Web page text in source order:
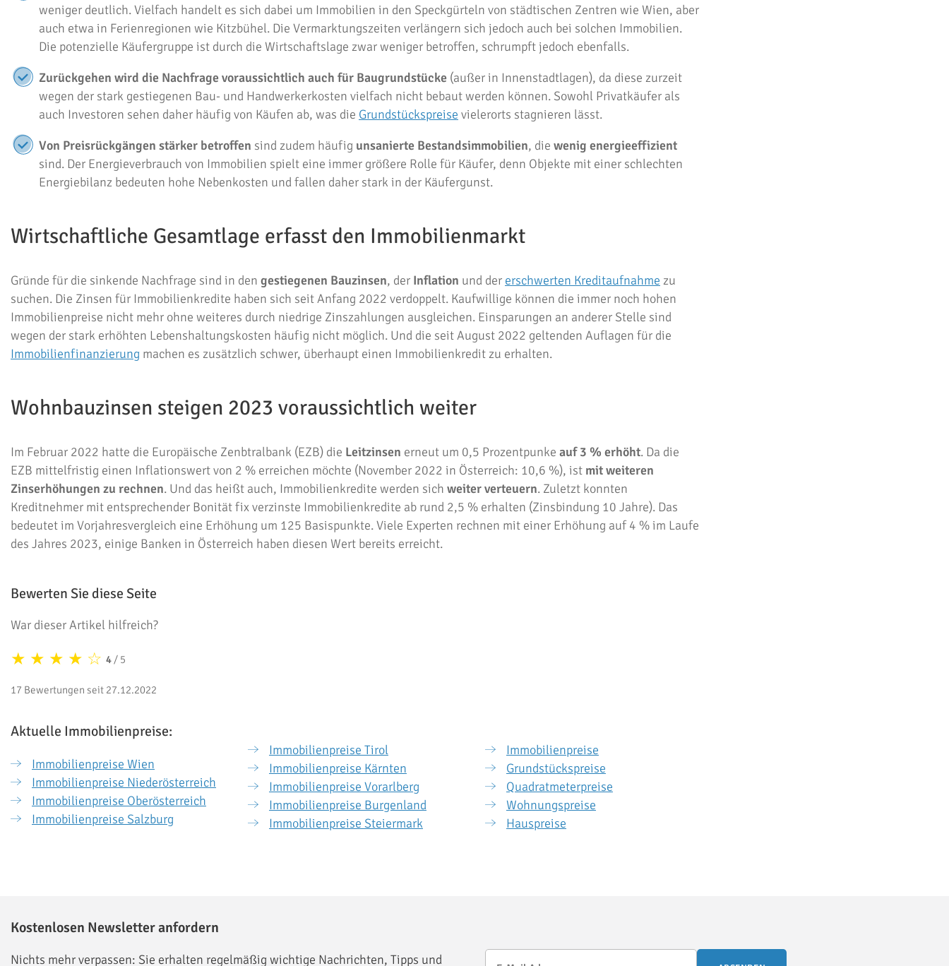
weniger deutlich. Vielfach handelt es sich dabei um Immobilien in den Speckgürteln von städtischen Zentren wie Wien, aber
auch etwa in Ferienregionen wie Kitzbühel. Die Vermarktungszeiten verlängern sich jedoch auch bei solchen Immobilien.
Die potenzielle Käufergruppe ist durch die Wirtschaftslage zwar weniger betroffen, schrumpft jedoch ebenfalls.
Zurückgehen wird die Nachfrage voraussichtlich auch für Baugrundstücke (außer in Innenstadtlagen), da diese zurzeit
wegen der stark gestiegenen Bau- und Handwerkerkosten vielfach nicht bebaut werden können. Sowohl Privatkäufer als
auch Investoren sehen daher häufig von Käufen ab, was die Grundstückspreise vielerorts stagnieren lässt.
Von Preisrückgängen stärker betroffen sind zudem häufig unsanierte Bestandsimmobilien, die wenig energieeffizient
sind. Der Energieverbrauch von Immobilien spielt eine immer größere Rolle für Käufer, denn Objekte mit einer schlechten
Energiebilanz bedeuten hohe Nebenkosten und fallen daher stark in der Käufergunst.
Wirtschaftliche Gesamtlage erfasst den Immobilienmarkt
Gründe für die sinkende Nachfrage sind in den gestiegenen Bauzinsen, der Inflation und der erschwerten Kreditaufnahme zu
suchen. Die Zinsen für Immobilienkredite haben sich seit Anfang 2022 verdoppelt. Kaufwillige können die immer noch hohen
Immobilienpreise nicht mehr ohne weiteres durch niedrige Zinszahlungen ausgleichen. Einsparungen an anderer Stelle sind
wegen der stark erhöhten Lebenshaltungskosten häufig nicht möglich. Und die seit August 2022 geltenden Auflagen für die
Immobilienfinanzierung machen es zusätzlich schwer, überhaupt einen Immobilienkredit zu erhalten.
Wohnbauzinsen steigen 2023 voraussichtlich weiter
Im Februar 2022 hatte die Europäische Zenbtralbank (EZB) die Leitzinsen erneut um 0,5 Prozentpunke auf 3 % erhöht. Da die
EZB mittelfristig einen Inflationswert von 2 % erreichen möchte (November 2022 in Österreich: 10,6 %), ist mit weiteren
Zinserhöhungen zu rechnen. Und das heißt auch, Immobilienkredite werden sich weiter verteuern. Zuletzt konnten
Kreditnehmer mit entsprechender Bonität fix verzinste Immobilienkredite ab rund 2,5 % erhalten (Zinsbindung 10 Jahre). Das
bedeutet im Vorjahresvergleich eine Erhöhung um 125 Basispunkte. Viele Experten rechnen mit einer Erhöhung auf 4 % im Laufe
des Jahres 2023, einige Banken in Österreich haben diesen Wert bereits erreicht.
Bewerten Sie diese Seite
War dieser Artikel hilfreich?
☆
★
★
★
★ 4 / 5
17 Bewertungen seit 27.12.2022
Aktuelle Immobilienpreise:
Immobilienpreise Wien
Immobilienpreise Niederösterreich
Immobilienpreise Oberösterreich
Immobilienpreise Salzburg
Immobilienpreise Tirol
Immobilienpreise Kärnten
Immobilienpreise Vorarlberg
Immobilienpreise Burgenland
Immobilienpreise Steiermark
Immobilienpreise
Grundstückspreise
Quadratmeterpreise
Wohnungspreise
Hauspreise
Kostenlosen Newsletter anfordern
Nichts mehr verpassen: Sie erhalten regelmäßig wichtige Nachrichten, Tipps und